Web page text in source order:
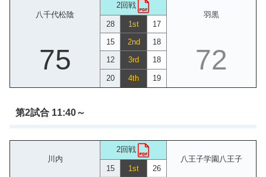
八千代松陰
2回戦
羽黒
28
1st 17
75
15 2nd 18
72
12 3rd 18
20 4th 19
第2試合 11:40～
川内
2回戦
八王子学園八王子
15
1st 26